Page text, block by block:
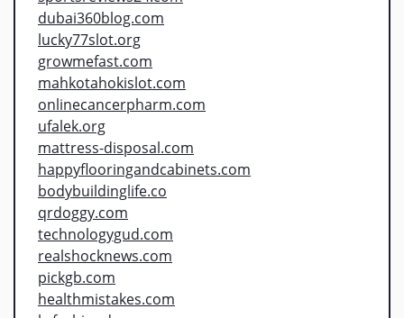
dubai360blog.com
lucky77slot.org
growmefast.com
mahkotahokislot.com
onlinecancerpharm.com
ufalek.org
mattress-disposal.com
happyflooringandcabinets.com
bodybuildinglife.co
qrdoggy.com
technologygud.com
realshocknews.com
pickgb.com
healthmistakes.com